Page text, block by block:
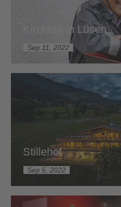
Kirchtag in Lüsen
Sep 11, 2022
Stillehof
Sep 5, 2022